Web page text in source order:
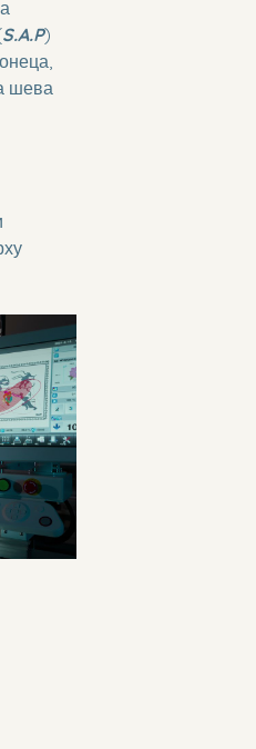
S.A.P)
шева